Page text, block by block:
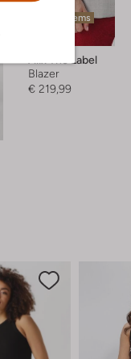
Laatste items
Alix The Label
Blazer
€ 219,99